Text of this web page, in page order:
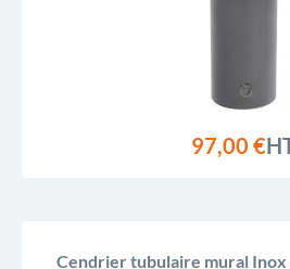
97,00 €
Cendrier tubulaire mural Inox